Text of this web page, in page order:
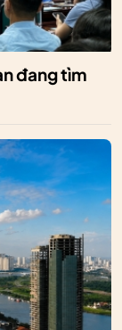
đang tìm